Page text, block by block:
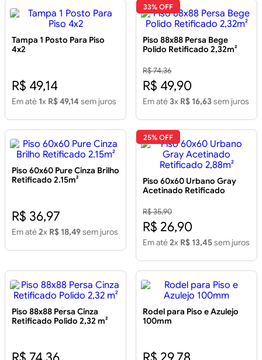
Tampa 1 Posto Para Piso
4x2
R$ 49,14
Em até 1x R$ 49,14 sem juros
33% OFF
Piso 88x88 Persa Bege
Polido Retificado 2,32m²
R$ 74,36
R$ 49,90
Em até 3x R$ 16,63sem juros
Piso 60x60 Pure Cinza Brilho
Retificado 2.15m²
R$ 36,97
Em até2x R$ 18,49sem juros
25% OFF
Piso 60x60 Urbano Gray
Acetinado Retificado
R$ 35,90
R$ 26,90
Em até2x R$ 13,45sem juros
Piso 88x88 Persa Cinza
Retificado Polido 2,32 m²
Rodel para Piso e Azulejo
100mm